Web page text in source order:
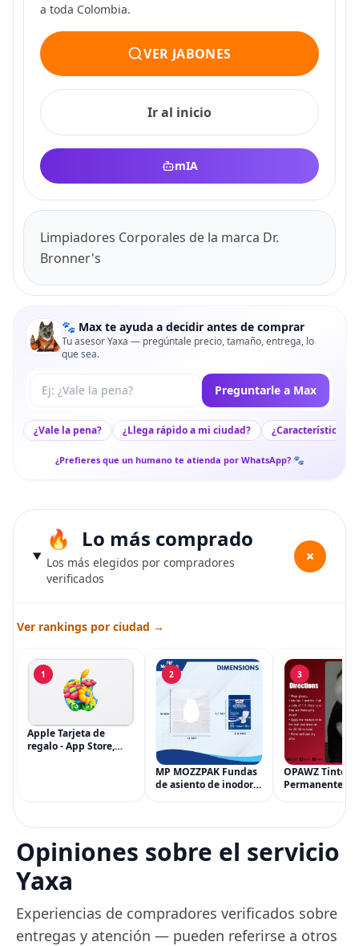
a toda Colombia.
VER JABONES
Ir al inicio
mIA
Limpiadores Corporales de la marca Dr.
Bronner's
🐾 Max te ayuda a decidir antes de comprar
Tu asesor Yaxa — pregúntale precio, tamaño, entrega, lo
que sea.
Tu pregunta a Max Preguntarle a Max
¿Vale la pena? ¿Llega rápido a mi ciudad? ¿Características
¿Prefieres que un humano te atienda por WhatsApp? 🐾
Lo más comprado
Los más elegidos por compradores
verificados
+
Ver rankings por ciudad →
1
Apple Tarjeta de
regalo - App Store,
2
MP MOZZPAK Fundas
de asiento de inodoro
para entrenamiento
3
OPAWZ Tinte
Permanente
Tinte para
Peluquería
una Década,
Opiniones sobre el servicio
Yaxa
Experiencias de compradores verificados sobre
entregas y atención — pueden referirse a otros